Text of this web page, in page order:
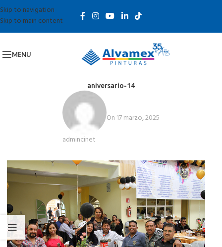
Skip to navigation
Skip to main content
MENU
aniversario-14
admincinet
On 17 marzo, 2025